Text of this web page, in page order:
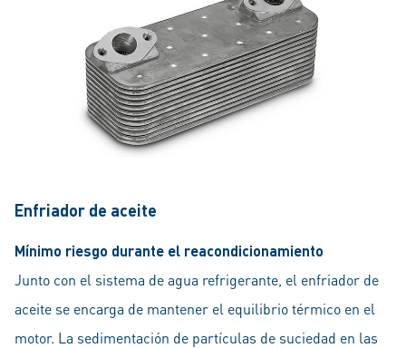
Enfriador de aceite
Mínimo riesgo durante el reacondicionamiento
Junto con el sistema de agua refrigerante, el enfriador de
aceite se encarga de mantener el equilibrio térmico en el
motor. La sedimentación de partículas de suciedad en las